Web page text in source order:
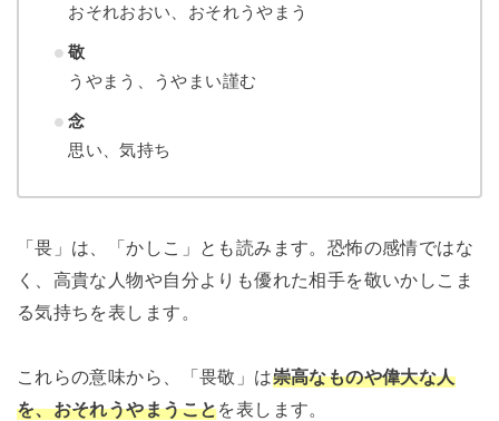
おそれおおい、おそれうやまう
敬
うやまう、うやまい謹む
念
思い、気持ち
「畏」は、「かしこ」とも読みます。恐怖の感情ではな
く、高貴な人物や自分よりも優れた相手を敬いかしこま
る気持ちを表します。
これらの意味から、「畏敬」は崇高なものや偉大な人
を、おそれうやまうことを表します。